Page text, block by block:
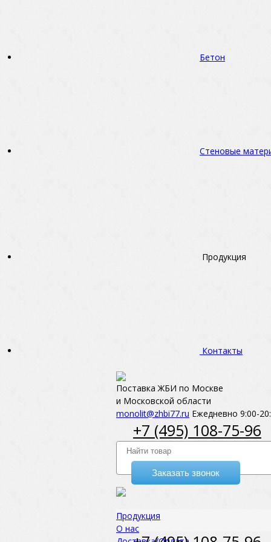
Бетон
Стеновые
Продукция
Контакты
Поставка ЖБИ по Москве
и Московской области
monolit@zhbi77.ru Ежедневно 9:00-
+7 (495) 108-75-96
Заказать звонок
Продукция
О нас